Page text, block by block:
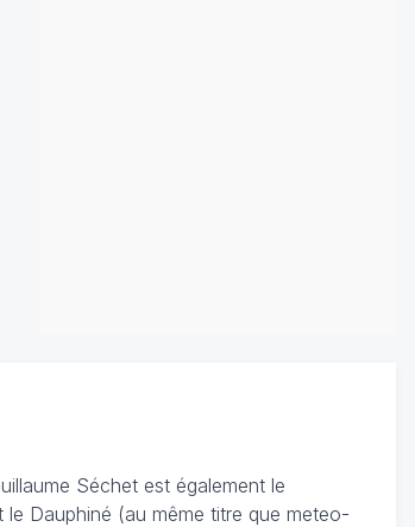
Séchet est également le
Dauphiné (au même titre que meteo-